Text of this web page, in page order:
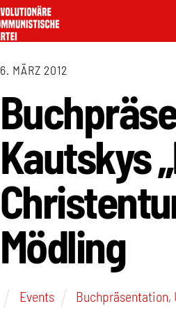
6. MÄRZ 2012
Kautskys
Mödling
Events Buchpräsentation,